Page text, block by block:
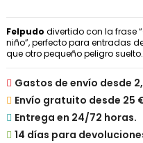
Felpudo divertido con la frase
niño”, perfecto para entradas
que otro pequeño peligro suelto.
 Gastos de envío desde
 Envío gratuito desde 25
 Entrega en 24/72 horas.
 14 días para